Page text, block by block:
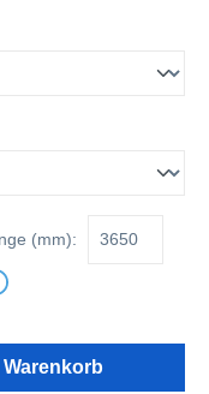
(mm):
Warenkorb